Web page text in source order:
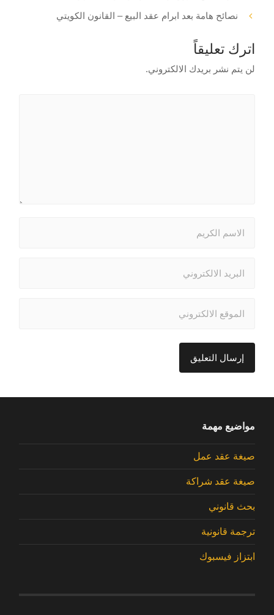
نصائح هامة بعد ابرام عقد البيع – القانون الكويتي
اترك تعليقاً
لن يتم نشر بريدك الالكتروني.
مواضيع مهمة
صيغة عقد عمل
صيغة عقد شراكة
بحث قانوني
ترجمة قانونية
ابتزاز فيسبوك